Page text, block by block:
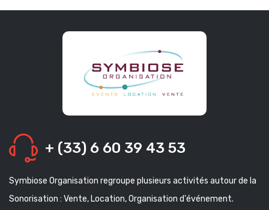
+ (33) 6 60 39 43 53
Symbiose Organisation regroupe plusieurs activités autour de la
Sonorisation : Vente, Location, Organisation d'événement.